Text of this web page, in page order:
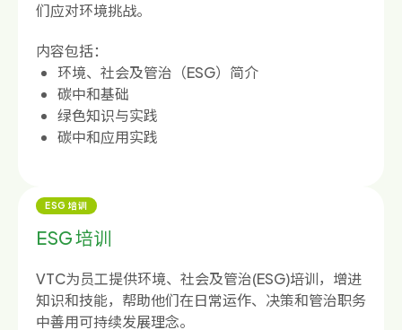
们应对环境挑战。
内容包括：
环境、社会及管治（ESG）简介
碳中和基础
绿色知识与实践
碳中和应用实践
ESG 培训
ESG 培训
VTC为员工提供环境、社会及管治(ESG)培训，增进
知识和技能，帮助他们在日常运作、决策和管治职务
中善用可持续发展理念。